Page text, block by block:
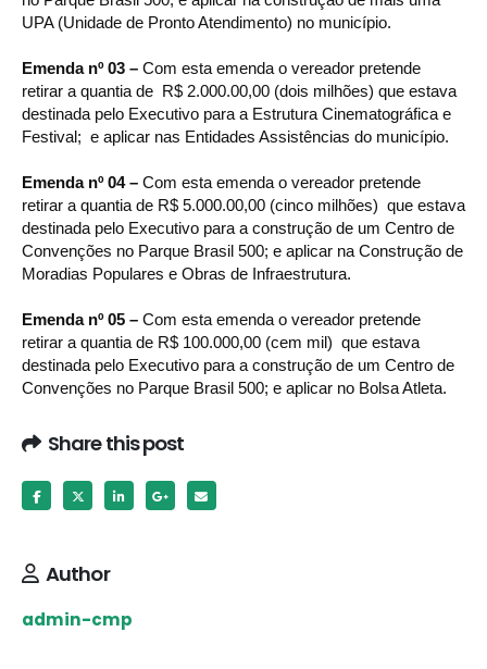
UPA (Unidade de Pronto Atendimento) no município.
Emenda nº 03 – Com esta emenda o vereador pretende
retirar a quantia de R$ 2.000.00,00 (dois milhões) que estava
destinada pelo Executivo para a Estrutura Cinematográfica e
Festival; e aplicar nas Entidades Assistências do município.
Emenda nº 04 – Com esta emenda o vereador pretende
retirar a quantia de R$ 5.000.00,00 (cinco milhões) que estava
destinada pelo Executivo para a construção de um Centro de
Convenções no Parque Brasil 500; e aplicar na Construção de
Moradias Populares e Obras de Infraestrutura.
Emenda nº 05 – Com esta emenda o vereador pretende
retirar a quantia de R$ 100.000,00 (cem mil) que estava
destinada pelo Executivo para a construção de um Centro de
Convenções no Parque Brasil 500; e aplicar no Bolsa Atleta.
Share this post
Author
admin-cmp